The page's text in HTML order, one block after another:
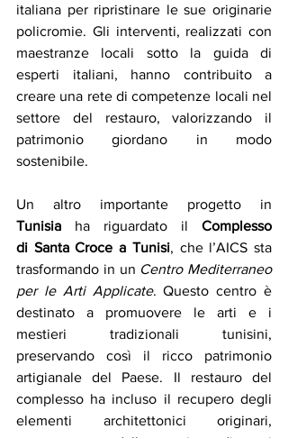
italiana per ripristinare le sue originarie
policromie. Gli interventi, realizzati con
maestranze locali sotto la guida di
esperti italiani, hanno contribuito a
creare una rete di competenze locali nel
settore del restauro, valorizzando il
patrimonio giordano in modo
sostenibile.
Tunisia ha riguardato il Complesso
di Santa Croce a Tunisi, che l’AICS sta
trasformando in un Centro Mediterraneo
per le Arti Applicate. Questo centro è
destinato a promuovere le arti e i
mestieri tradizionali tunisini,
preservando così il ricco patrimonio
artigianale del Paese. Il restauro del
complesso ha incluso il recupero degli
elementi architettonici originari,